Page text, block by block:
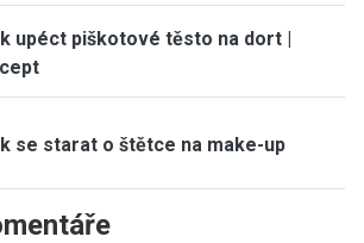
upéct piškotové těsto na dort |
se starat o štětce na make-up